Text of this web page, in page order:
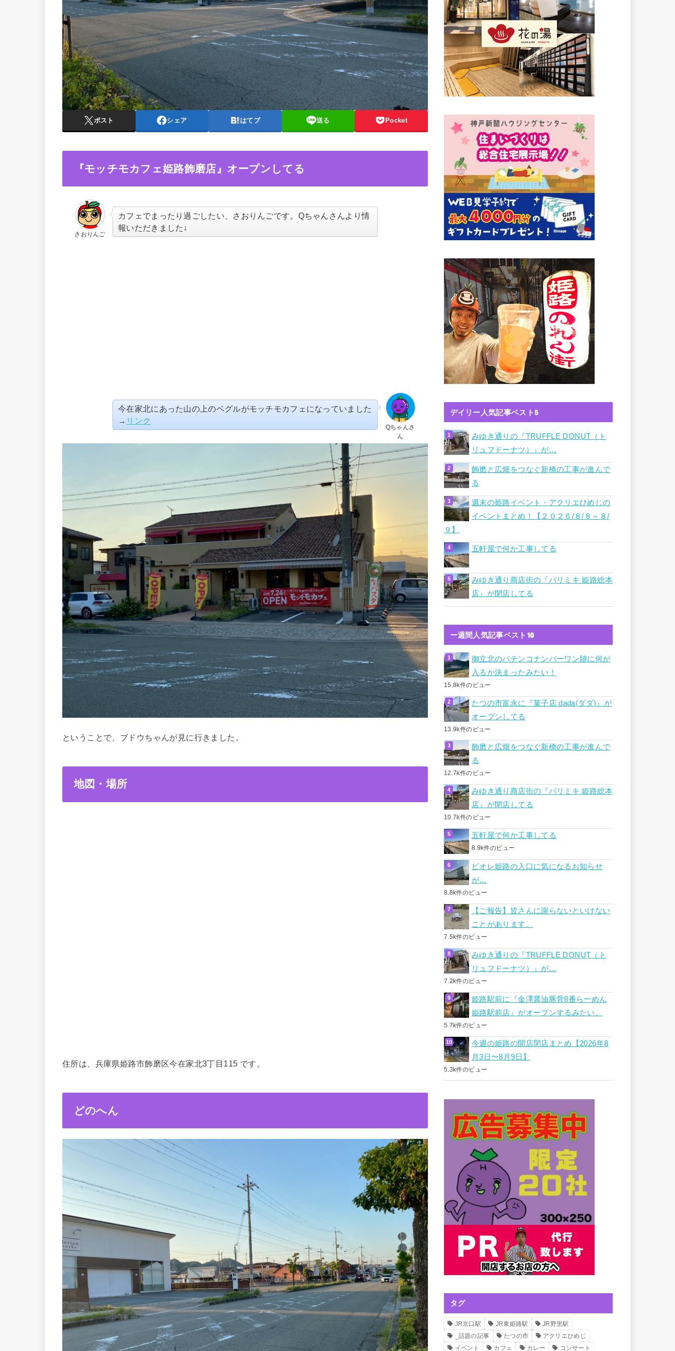
ポスト シェア はてブ 送る Pocket
『モッチモカフェ姫路飾磨店』オープンしてる
さおりんご
カフェでまったり過ごしたい、さおりんごです。Qちゃんさんより情
報いただきました↓
Qちゃんさ
ん
今在家北にあった山の上のベグルがモッチモカフェになっていました
→ リンク
ということで、ブドウちゃんが見に行きました。
地図・場所
住所は、兵庫県姫路市飾磨区今在家北3丁目115 です。
どのへん
デイリー人気記事ベスト5
みゆき通りの『TRUFFLE DONUT（ト
リュフドーナツ）』が…
飾磨と広畑をつなぐ新橋の工事が進んで
る
週末の姫路イベント・アクリエひめじの
イベントまとめ！【２０２６/８/８～８/
９】
五軒屋で何か工事してる
みゆき通り商店街の『パリミキ 姫路総本
店』が閉店してる
ー週間人気記事ベスト10
御立北のパチンコナンバーワン跡に何が
入るか決まったみたい！
15.8k件のビュー
たつの市富永に『菓子店 dada(ダダ)』が
オープンしてる
13.9k件のビュー
飾磨と広畑をつなぐ新橋の工事が進んで
る
12.7k件のビュー
みゆき通り商店街の『パリミキ 姫路総本
店』が閉店してる
10.7k件のビュー
五軒屋で何か工事してる
8.9k件のビュー
ピオレ姫路の入口に気になるお知らせ
が…
8.8k件のビュー
【ご報告】皆さんに謝らないといけない
ことがあります。
7.5k件のビュー
みゆき通りの『TRUFFLE DONUT（ト
リュフドーナツ）』が…
7.2k件のビュー
姫路駅前に『金澤醤油豚骨8番らーめん
姫路駅前店』がオープンするみたい。
5.7k件のビュー
今週の姫路の開店閉店まとめ【2026年8
月3日〜8月9日】
5.3k件のビュー
タグ
JR京口駅 JR東姫路駅
JR野里駅
_話題の記事
たつの市
アクリエひめじ
イベント
カフェ カレー コンサート